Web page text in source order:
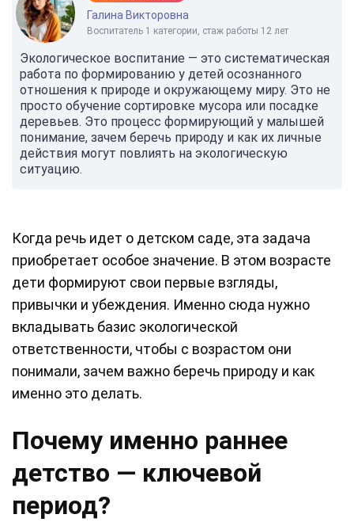
Галина Викторовна
Воспитатель 1 категории, стаж работы 12 лет
Экологическое воспитание — это систематическая
работа по формированию у детей осознанного
отношения к природе и окружающему миру. Это не
просто обучение сортировке мусора или посадке
деревьев. Это процесс формирующий у малышей
понимание, зачем беречь природу и как их личные
действия могут повлиять на экологическую
ситуацию.
Когда речь идет о детском саде, эта задача
приобретает особое значение. В этом возрасте
дети формируют свои первые взгляды,
привычки и убеждения. Именно сюда нужно
вкладывать базис экологической
ответственности, чтобы с возрастом они
понимали, зачем важно беречь природу и как
именно это делать.
Почему именно раннее
детство — ключевой
период?